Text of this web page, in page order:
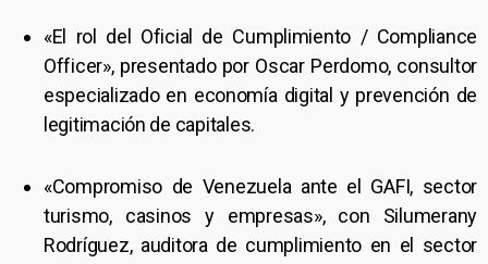
«El rol del Oficial de Cumplimiento / Compliance
Officer», presentado por Oscar Perdomo, consultor
especializado en economía digital y prevención de
legitimación de capitales.
«Compromiso de Venezuela ante el GAFI, sector
turismo, casinos y empresas», con Silumerany
Rodríguez, auditora de cumplimiento en el sector